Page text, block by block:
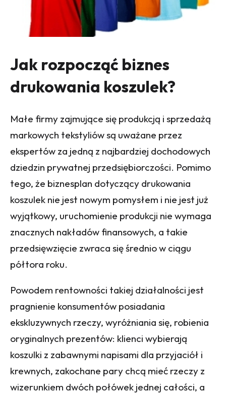
Jak rozpocząć biznes
drukowania koszulek?
Małe firmy zajmujące się produkcją i sprzedażą
markowych tekstyliów są uważane przez
ekspertów za jedną z najbardziej dochodowych
dziedzin prywatnej przedsiębiorczości. Pomimo
tego, że biznesplan dotyczący drukowania
koszulek nie jest nowym pomysłem i nie jest już
wyjątkowy, uruchomienie produkcji nie wymaga
znacznych nakładów finansowych, a takie
przedsięwzięcie zwraca się średnio w ciągu
półtora roku.
Powodem rentowności takiej działalności jest
pragnienie konsumentów posiadania
ekskluzywnych rzeczy, wyróżniania się, robienia
oryginalnych prezentów: klienci wybierają
koszulki z zabawnymi napisami dla przyjaciół i
krewnych, zakochane pary chcą mieć rzeczy z
wizerunkiem dwóch połówek jednej całości, a